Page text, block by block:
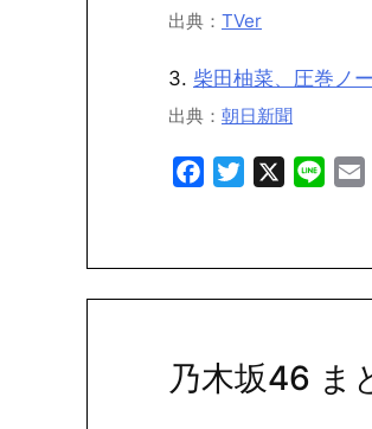
出典： TVer
3. 柴田柚菜、圧巻ノ
出典： 朝日新聞
FacebookTwitter Line
乃木坂46 ま